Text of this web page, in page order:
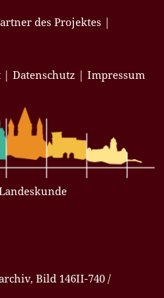
des Projektes
Datenschutz Impressum
Bild 146II-740 /